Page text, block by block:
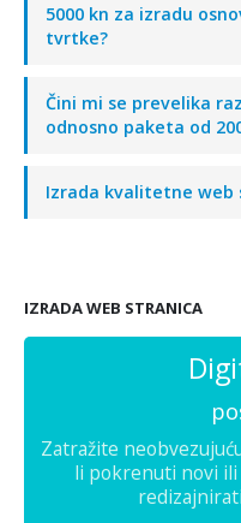
5000 kn za izradu
tvrtke?
Čini mi se prevelika
odnosno paketa od
Izrada kvalitetne web
IZRADA WEB STRANICA
Zatražite
li pokrenuti novi